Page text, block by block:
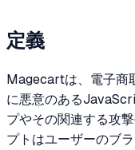
定義
Magecartは、電子商
に悪意のある
プやその関連する攻
プトはユーザーのブ